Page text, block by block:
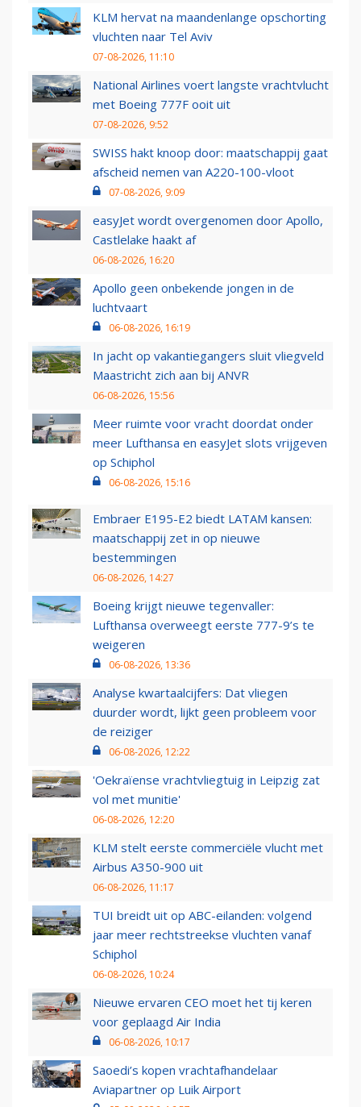
KLM hervat na maandenlange opschorting
vluchten naar Tel Aviv
07-08-2026, 11:10
National Airlines voert langste vrachtvlucht
met Boeing 777F ooit uit
07-08-2026, 9:52
SWISS hakt knoop door: maatschappij gaat
afscheid nemen van A220-100-vloot
07-08-2026, 9:09
easyJet wordt overgenomen door Apollo,
Castlelake haakt af
06-08-2026, 16:20
Apollo geen onbekende jongen in de
luchtvaart
06-08-2026, 16:19
In jacht op vakantiegangers sluit vliegveld
Maastricht zich aan bij ANVR
06-08-2026, 15:56
Meer ruimte voor vracht doordat onder
meer Lufthansa en easyJet slots vrijgeven
op Schiphol
06-08-2026, 15:16
Embraer E195-E2 biedt LATAM kansen:
maatschappij zet in op nieuwe
bestemmingen
06-08-2026, 14:27
Boeing krijgt nieuwe tegenvaller:
Lufthansa overweegt eerste 777-9’s te
weigeren
06-08-2026, 13:36
Analyse kwartaalcijfers: Dat vliegen
duurder wordt, lijkt geen probleem voor
de reiziger
06-08-2026, 12:22
'Oekraïense vrachtvliegtuig in Leipzig zat
vol met munitie'
06-08-2026, 12:20
KLM stelt eerste commerciële vlucht met
Airbus A350-900 uit
06-08-2026, 11:17
TUI breidt uit op ABC-eilanden: volgend
jaar meer rechtstreekse vluchten vanaf
Schiphol
06-08-2026, 10:24
Nieuwe ervaren CEO moet het tij keren
voor geplaagd Air India
06-08-2026, 10:17
Saoedi’s kopen vrachtafhandelaar
Aviapartner op Luik Airport